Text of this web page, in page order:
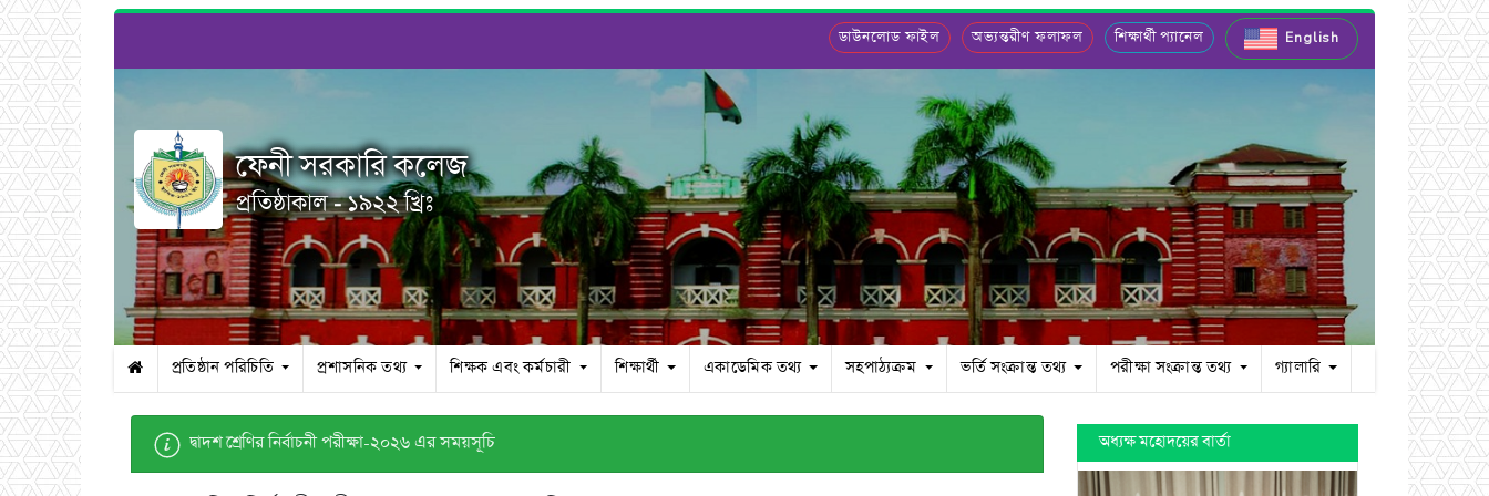
ডাউনলোড ফাইল অভ্যন্তরীণ ফলাফল শিক্ষার্থী প্যানেল English
ফেনী সরকারি কলেজ
প্রতিষ্ঠাকাল - ১৯২২ খ্রিঃ
প্রতিষ্ঠান পরিচিতি প্রশাসনিক তথ্য শিক্ষক এবং কর্মচারী শিক্ষার্থী একাডেমিক তথ্য সহপাঠ্যক্রম ভর্তি সংক্রান্ত তথ্য পরীক্ষা সংক্রান্ত তথ্য গ্যালারি
দ্বাদশ শ্রেণির নির্বাচনী পরীক্ষা-২০২৬ এর সময়সূচি অধ্যক্ষ মহোদয়ের বার্তা